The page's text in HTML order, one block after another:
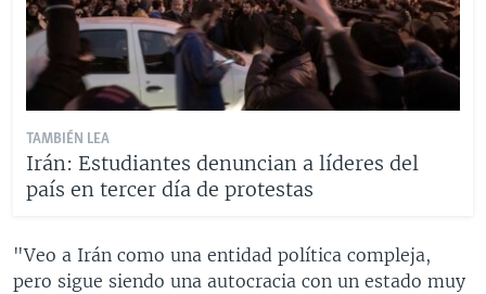
TAMBIÉN LEA
Irán: Estudiantes denuncian a líderes del
país en tercer día de protestas
"Veo a Irán como una entidad política compleja,
pero sigue siendo una autocracia con un estado muy